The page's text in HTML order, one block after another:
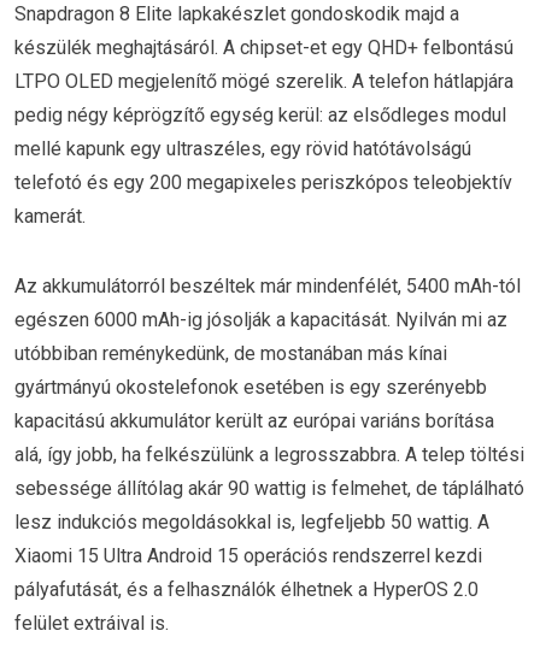
Snapdragon 8 Elite lapkakészlet gondoskodik majd a
készülék meghajtásáról. A chipset-et egy QHD+ felbontású
LTPO OLED megjelenítő mögé szerelik. A telefon hátlapjára
pedig négy képrögzítő egység kerül: az elsődleges modul
mellé kapunk egy ultraszéles, egy rövid hatótávolságú
telefotó és egy 200 megapixeles periszkópos teleobjektív
kamerát.
Az akkumulátorról beszéltek már mindenfélét, 5400 mAh-tól
egészen 6000 mAh-ig jósolják a kapacitását. Nyilván mi az
utóbbiban reménykedünk, de mostanában más kínai
gyártmányú okostelefonok esetében is egy szerényebb
kapacitású akkumulátor került az európai variáns borítása
alá, így jobb, ha felkészülünk a legrosszabbra. A telep töltési
sebessége állítólag akár 90 wattig is felmehet, de táplálható
lesz indukciós megoldásokkal is, legfeljebb 50 wattig. A
Xiaomi 15 Ultra Android 15 operációs rendszerrel kezdi
pályafutását, és a felhasználók élhetnek a HyperOS 2.0
felület extráival is.